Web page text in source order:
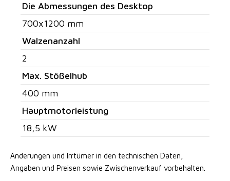
Die Abmessungen des Desktop
700x1200 mm
Walzenanzahl
2
Max. Stößelhub
400 mm
Hauptmotorleistung
18,5 kW
Änderungen und Irrtümer in den technischen Daten,
Angaben und Preisen sowie Zwischenverkauf vorbehalten.